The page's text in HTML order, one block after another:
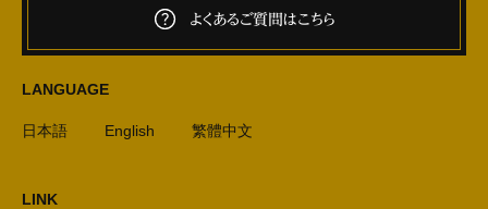
よくあるご質問はこちら
LANGUAGE
日本語 English 繁體中文
LINK